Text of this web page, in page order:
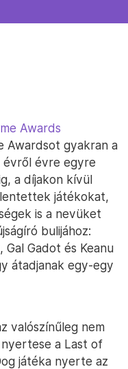
Awards
Awardsot gyakran a
évről évre egyre
a díjakon kívül
játékokat,
is a nevüket
bulijához:
Gadot és Keanu
átadjanak egy-egy
valószínűleg nem
a Last of
játéka nyerte az